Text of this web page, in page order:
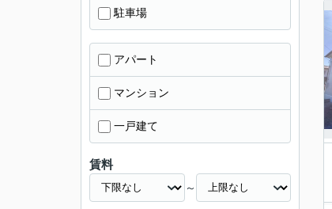
駐車場
アパート
マンション
一戸建て
賃料
～